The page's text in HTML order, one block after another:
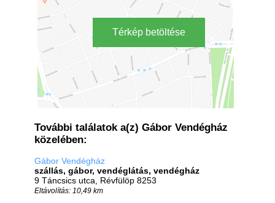
Térkép betöltése
További találatok a(z) Gábor Vendégház
közelében:
Gábor Vendégház
szállás, gábor, vendéglátás, vendégház
9 Táncsics utca, Révfülöp 8253
Eltávolítás: 10,49 km